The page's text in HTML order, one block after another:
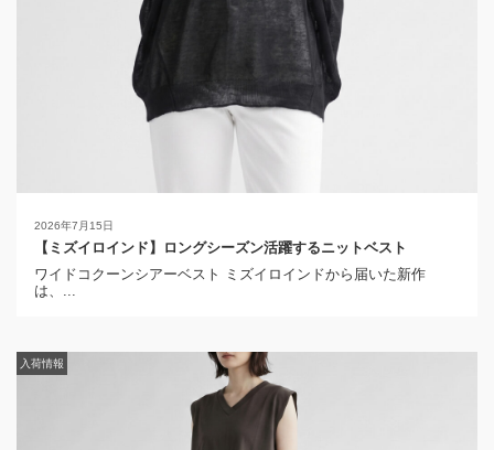
2026年7月15日
【ミズイロインド】ロングシーズン活躍するニットベスト
ワイドコクーンシアーベスト ミズイロインドから届いた新作
は、...
入荷情報
2026年4月14日
【ミズイロインド】女性らしく着られる5分袖シャツ